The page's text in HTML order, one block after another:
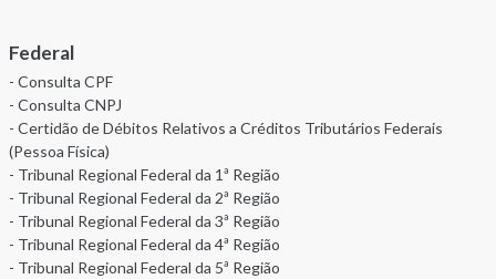
Federal
- Consulta CPF
- Consulta CNPJ
- Certidão de Débitos Relativos a Créditos Tributários Federais
(Pessoa Física)
- Tribunal Regional Federal da 1ª Região
- Tribunal Regional Federal da 2ª Região
- Tribunal Regional Federal da 3ª Região
- Tribunal Regional Federal da 4ª Região
- Tribunal Regional Federal da 5ª Região